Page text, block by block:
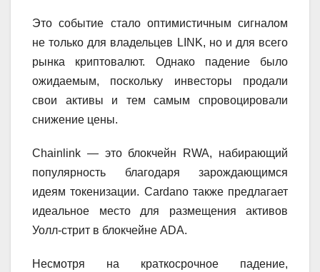
Это событие стало оптимистичным сигналом
не только для владельцев LINK, но и для всего
рынка криптовалют. Однако падение было
ожидаемым, поскольку инвесторы продали
свои активы и тем самым спровоцировали
снижение цены.
Chainlink — это блокчейн RWA, набирающий
популярность благодаря зарождающимся
идеям токенизации. Cardano также предлагает
идеальное место для размещения активов
Уолл-стрит в блокчейне ADA.
Несмотря на краткосрочное падение,